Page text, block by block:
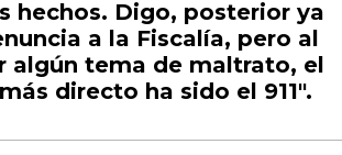
hechos. Digo, posterior ya
a la Fiscalía, pero al
algún tema de maltrato, el
directo ha sido el 911".